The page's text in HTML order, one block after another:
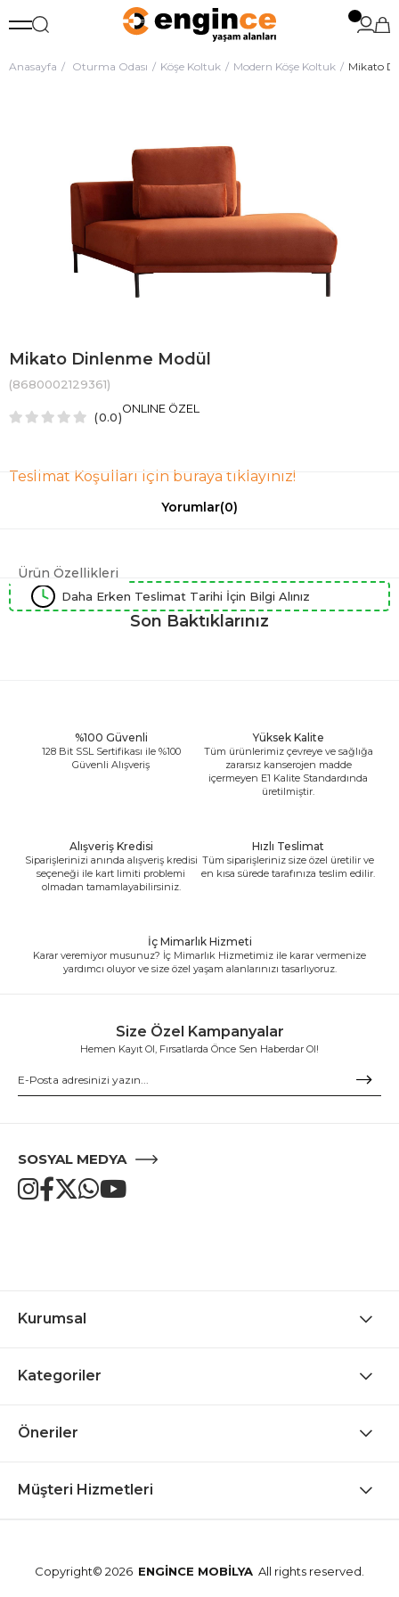
Anasayfa Oturma Odası Köşe Koltuk Modern Köşe Koltuk Mikato
Mikato Dinlenme Modül
(8680002129361)
0.0
Teslimat Koşulları için buraya tıklayınız!
ONLINE ÖZEL
Yorumlar(0)
Ürün Özellikleri
Daha Erken Teslimat Tarihi İçin Bilgi Alınız
Son Baktıklarınız
%100 Güvenli
128 Bit SSL Sertifikası ile %100
Güvenli Alışveriş
Yüksek Kalite
Tüm ürünlerimiz çevreye ve sağlığa
zararsız kanserojen madde
içermeyen E1 Kalite Standardında
üretilmiştir.
Alışveriş Kredisi
Siparişlerinizi anında alışveriş kredisi
seçeneği ile kart limiti problemi
olmadan tamamlayabilirsiniz.
Hızlı Teslimat
Tüm siparişleriniz size özel üretilir ve
en kısa sürede tarafınıza teslim edilir.
İç Mimarlık Hizmeti
Karar veremiyor musunuz? İç Mimarlık Hizmetimiz ile karar vermenize
yardımcı oluyor ve size özel yaşam alanlarınızı tasarlıyoruz.
Size Özel Kampanyalar
Hemen Kayıt Ol, Fırsatlarda Önce Sen Haberdar Ol!
SOSYAL MEDYA
Kurumsal
Kategoriler
Öneriler
Müşteri Hizmetleri
Copyright© 2026 ENGİNCE MOBİLYA All rights reserved.